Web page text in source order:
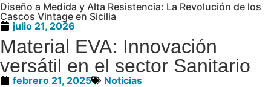
Diseño a Medida y Alta Resistencia: La Revolución de los
Cascos Vintage en Sicilia
julio 21, 2026
Material EVA: Innovación
versátil en el sector Sanitario
febrero 21, 2025
Noticias